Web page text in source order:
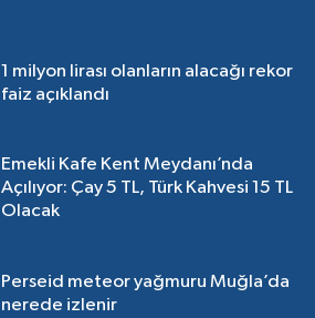
1 milyon lirası olanların alacağı rekor
faiz açıklandı
Emekli Kafe Kent Meydanı’nda
Açılıyor: Çay 5 TL, Türk Kahvesi 15 TL
Olacak
Perseid meteor yağmuru Muğla’da
nerede izlenir